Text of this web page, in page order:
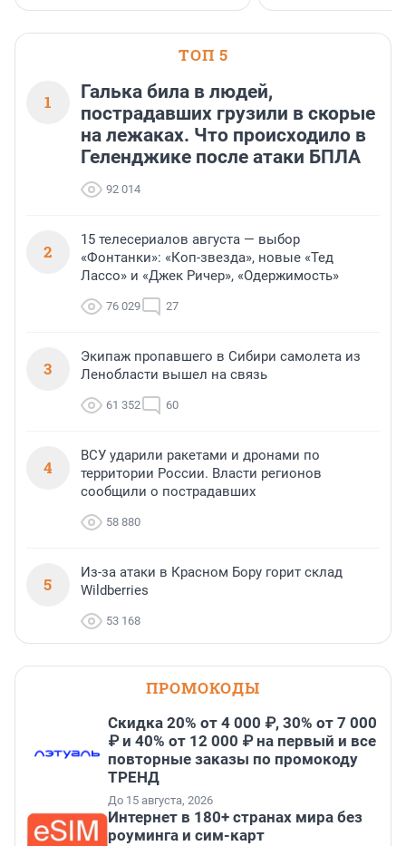
ТОП 5
1
Галька била в людей,
пострадавших грузили в скорые
на лежаках. Что происходило в
Геленджике после атаки БПЛА
92 014
2
15 телесериалов августа — выбор
«Фонтанки»: «Коп-звезда», новые «Тед
Лассо» и «Джек Ричер», «Одержимость»
76 029 27
3
Экипаж пропавшего в Сибири самолета из
Ленобласти вышел на связь
61 352 60
4
ВСУ ударили ракетами и дронами по
территории России. Власти регионов
сообщили о пострадавших
58 880
5
Из-за атаки в Красном Бору горит склад
Wildberries
53 168
ПРОМОКОДЫ
Скидка 20% от 4 000 ₽, 30% от 7 000
₽ и 40% от 12 000 ₽ на первый и все
повторные заказы по промокоду
ТРЕНД
До 15 августа, 2026
Интернет в 180+ странах мира без
роуминга и сим-карт